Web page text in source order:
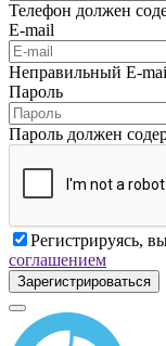
Телефон должен
E-mail
Неправильный E-
Пароль
Пароль должен
Регистрируясь,
соглашением
Зарегистрироваться